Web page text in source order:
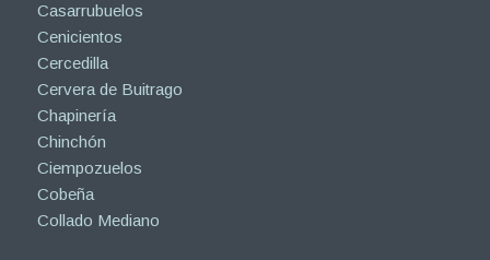
Casarrubuelos
Cenicientos
Cercedilla
Cervera de Buitrago
Chapinería
Chinchón
Ciempozuelos
Cobeña
Collado Mediano